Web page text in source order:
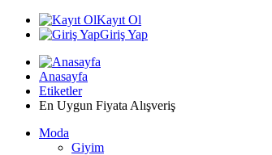
Kayıt Ol
Giriş Yap
Anasayfa
Etiketler
En Uygun Fiyata Alışveriş
Moda
Giyim